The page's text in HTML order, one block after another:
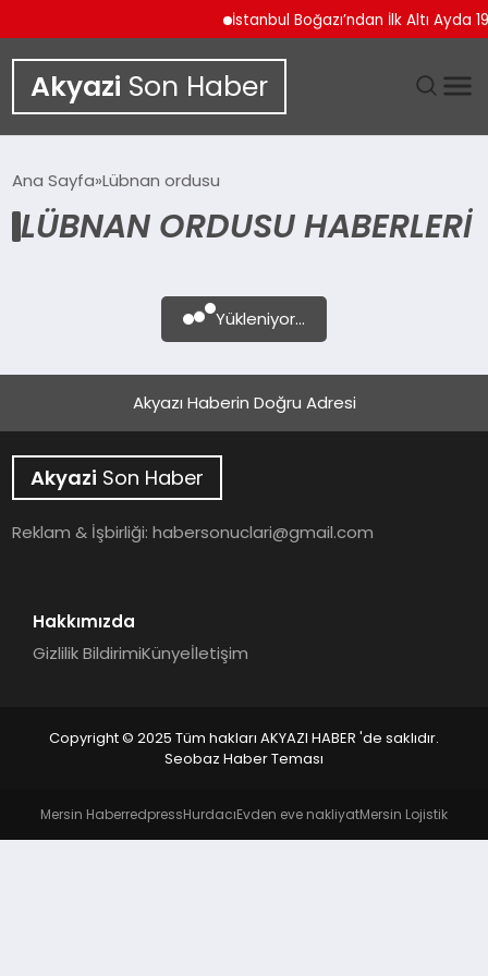
İstanbul Boğazı’ndan İlk Altı Ayda
Akyazi Son Haber
SIYASET
YAŞAM
Ana Sayfa Lübnan ordusu
LÜBNAN ORDUSU HABERLERI
Yükleniyor...
Akyazı Haberin Doğru Adresi
Akyazi Son Haber
Reklam & İşbirliği:habersonuclari@gmail.com
Hakkımızda
Gizlilik BildirimiKünyeİletişim
Copyright © 2025 Tüm hakları AKYAZI HABER 'de saklıdır.
Seobaz Haber Teması
Mersin HaberredpressHurdacıEvden eve nakliyatMersin Lojistik